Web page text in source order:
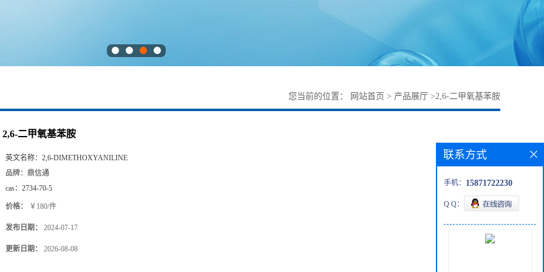
您当前的位置： 网站首页 > 产品展厅 >2,6-二甲氧基苯胺
2,6-二甲氧基苯胺
英文名称： 2,6-DIMETHOXYANILINE
品牌： 鼎信通
cas： 2734-70-5
价格： ￥180/件
发布日期： 2024-07-17
更新日期： 2026-08-08
联系方式
手机： 15871722230
Q Q：